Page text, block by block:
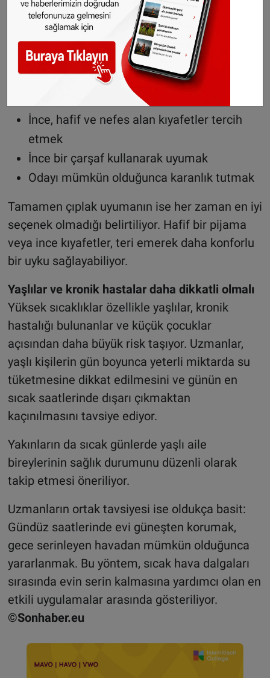
Açık pencerenin önüne hafif nemli bir
çarşaf asmak
Vantilatörün önüne buz veya donmuş su
şişesi koymak
Ayakları, bilekleri ve enseyi soğuk suyla
İnce, hafif ve nefes alan kıyafetler tercih
etmek
İnce bir çarşaf kullanarak uyumak
Odayı mümkün olduğunca karanlık tutmak
Tamamen çıplak uyumanın ise her zaman en iyi
seçenek olmadığı belirtiliyor. Hafif bir pijama
veya ince kıyafetler, teri emerek daha konforlu
bir uyku sağlayabiliyor.
Yaşlılar ve kronik hastalar daha dikkatli olmalı
Yüksek sıcaklıklar özellikle yaşlılar, kronik
hastalığı bulunanlar ve küçük çocuklar
açısından daha büyük risk taşıyor. Uzmanlar,
yaşlı kişilerin gün boyunca yeterli miktarda su
tüketmesine dikkat edilmesini ve günün en
sıcak saatlerinde dışarı çıkmaktan
kaçınılmasını tavsiye ediyor.
Yakınların da sıcak günlerde yaşlı aile
bireylerinin sağlık durumunu düzenli olarak
takip etmesi öneriliyor.
Uzmanların ortak tavsiyesi ise oldukça basit:
Gündüz saatlerinde evi güneşten korumak,
gece serinleyen havadan mümkün olduğunca
yararlanmak. Bu yöntem, sıcak hava dalgaları
sırasında evin serin kalmasına yardımcı olan en
etkili uygulamalar arasında gösteriliyor.
©Sonhaber.eu